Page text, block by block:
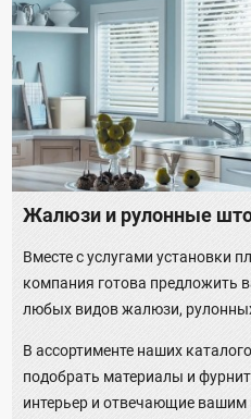
Жалюзи и рулонные
Вместе с услугами установки
компания готова предложить
любых видов жалюзи,
В ассортименте наших
подобрать материалы и
интерьер и отвечающие